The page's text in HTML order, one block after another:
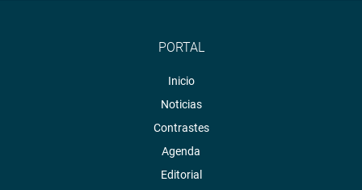
PORTAL
Inicio
Noticias
Contrastes
Agenda
Editorial